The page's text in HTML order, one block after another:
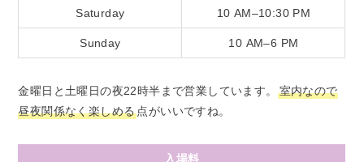
Saturday 10 AM–10:30 PM
Sunday 10 AM–6 PM
金曜日と土曜日の夜22時半まで営業しています。
室内なので
昼夜関係なく楽しめる 点がいいですね。
入場料